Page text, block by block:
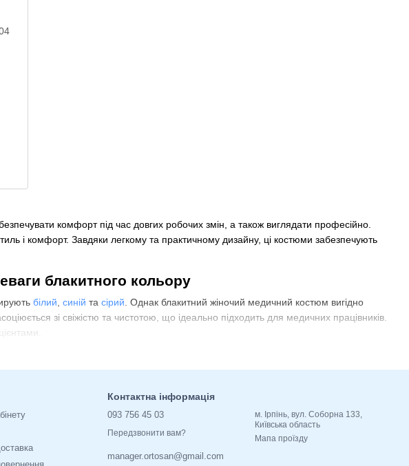
комфорт під час довгих робочих змін, а також виглядати професійно.
і комфорт. Завдяки легкому та практичному дизайну, ці костюми забезпечують
блакитного кольору
білий синій та сірий . Однак блакитний жіночий медичний костюм вигідно
зі свіжістю та чистотою, що ідеально підходить для медичних працівників.
різноманіття, що дозволяє зробити роботу більш комфортною і
костюмів стали такими варіантами, які підходять для жінок-лікарів в клініках і
Контактна інформація
093 756 45 03
Передзвонити вам?
manager.ortosan@gmail.com
м. Ірпінь, вул. Соборна 133,
Київська область
Мапа проїзду